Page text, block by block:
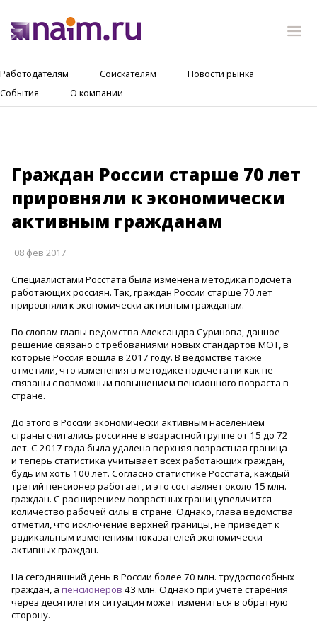
Работодателям Соискателям
Новости рынка
События
О компании
Граждан России старше 70 лет
прировняли к экономически
активным гражданам
08 фев 2017
Специалистами Росстата была изменена методика подсчета
работающих россиян. Так, граждан России старше 70 лет
прировняли к экономически активным гражданам.
По словам главы ведомства Александра Суринова, данное
решение связано с требованиями новых стандартов МОТ, в
которые Россия вошла в 2017 году. В ведомстве также
отметили, что изменения в методике подсчета ни как не
связаны с возможным повышением пенсионного возраста в
стране.
До этого в России экономически активным населением
страны считались россияне в возрастной группе от 15 до 72
лет. С 2017 года была удалена верхняя возрастная граница
и теперь статистика учитывает всех работающих граждан,
будь им хоть 100 лет. Согласно статистике Росстата, каждый
третий пенсионер работает, и это составляет около 15 млн.
граждан. С расширением возрастных границ увеличится
количество рабочей силы в стране. Однако, глава ведомства
отметил, что исключение верхней границы, не приведет к
радикальным изменениям показателей экономически
активных граждан.
На сегодняшний день в России более 70 млн. трудоспособных
граждан, а пенсионеров 43 млн. Однако при учете старения
через десятилетия ситуация может измениться в обратную
сторону.